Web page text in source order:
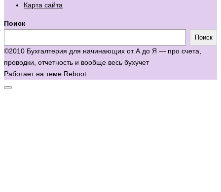
Карта сайта
Поиск
Поиск
©2010 Бухгалтерия для начинающих от А до Я — про счета,
проводки, отчетность и вообще весь бухучет
Работает на теме Reboot